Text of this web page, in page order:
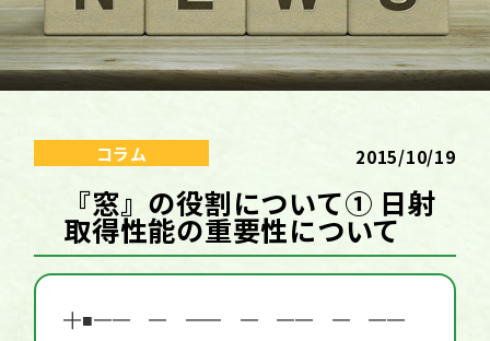
コラム 2015/10/19
『窓』の役割について① 日射
取得性能の重要性について
╋■━━ ━ ━━ ━ ━━ ━ ━━